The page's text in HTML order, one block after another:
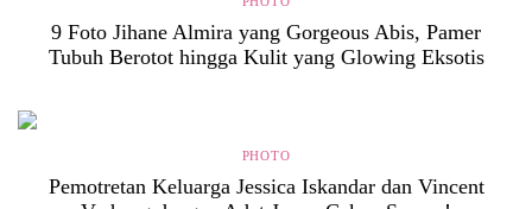
9 Foto Jihane Almira yang Gorgeous Abis, Pamer
Tubuh Berotot hingga Kulit yang Glowing Eksotis
PHOTO
Pemotretan Keluarga Jessica Iskandar dan Vincent